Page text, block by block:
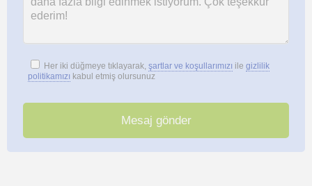
Her iki düğmeye tıklayarak, şartlar ve koşullarımızı ile gizlilik
politikamızı kabul etmiş olursunuz